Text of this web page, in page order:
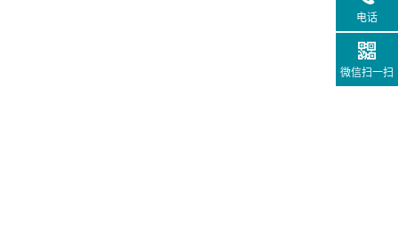
电话
微信扫一扫